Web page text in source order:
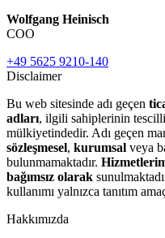
Wolfgang Heinisch
COO
+49 5625 9210-140
Disclaimer
Bu web sitesinde adı geçen
adları, ilgili sahiplerinin
mülkiyetindedir. Adı geçen
sözleşmesel, kurumsal veya
bulunmamaktadır.
bağımsız olarak
kullanımı yalnızca tanıtım
Hakkımızda